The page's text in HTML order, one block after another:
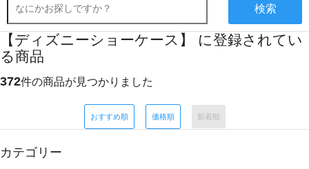
検索
【ディズニーショーケース】 に登録されてい
る商品
372件の商品が見つかりました
おすすめ順 価格順 新着順
カテゴリー